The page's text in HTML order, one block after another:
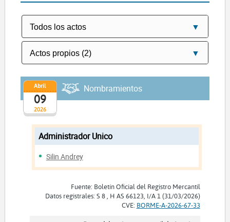
2026
Abril
09
Nombramientos
Administrador Unico
Silin Andrey
Fuente: Boletín Oficial del Registro Mercantil
Datos registrales: S 8 , H AS 66123, I/A 1 (31/03/2026)
CVE: BORME-A-2026-67-33